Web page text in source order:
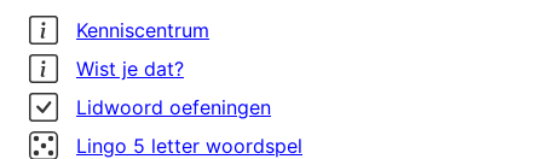
Kenniscentrum
Wist je dat?
Lidwoord oefeningen
Lingo 5 letter woordspel